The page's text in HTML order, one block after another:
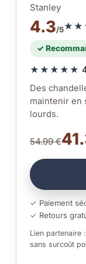
Stanley
4.3/5
✓
★★★★★
Des
maintenir en
lourds.
54.99 €
✓ Paiement
✓ Retours
Lien partenaire
sans surcoût